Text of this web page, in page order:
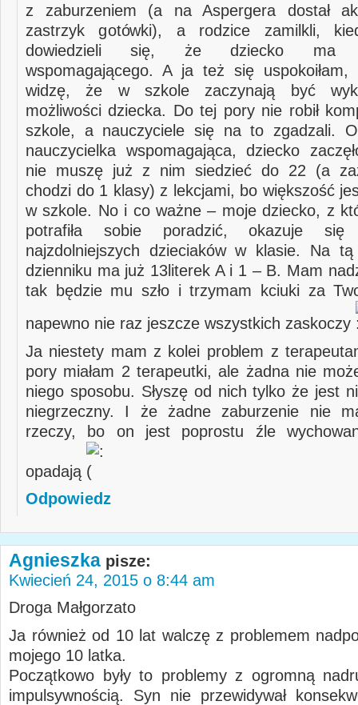
z zaburzeniem (a na Aspergera dostał
zastrzyk gotówki), a rodzice zamilkli,
dowiedzieli się, że dziecko ma
wspomagającego. A ja też się uspokoiłam,
widzę, że w szkole zaczynają być
możliwości dziecka. Do tej pory nie robił
szkole, a nauczyciele się na to zgadzali.
nauczycielka wspomagająca, dziecko
nie muszę już z nim siedzieć do 22 (a
chodzi do 1 klasy) z lekcjami, bo większość
w szkole. No i co ważne – moje dziecko, z
potrafiła sobie poradzić, okazuje
najzdolniejszych dzieciaków w klasie. Na
dzienniku ma już 13literek A i 1 – B. Mam
tak będzie mu szło i trzymam kciuki za
napewno nie raz jeszcze wszystkich zaskoczy
Ja niestety mam z kolei problem z
pory miałam 2 terapeutki, ale żadna nie
niego sposobu. Słyszę od nich tylko że jest
niegrzeczny. I że żadne zaburzenie nie
rzeczy, bo on jest poprostu źle
opadają
Odpowiedz
Agnieszka pisze:
Kwiecień 24, 2015 o 8:44 am
Droga Małgorzato
Ja również od 10 lat walczę z problemem
mojego 10 latka.
Początkowo były to problemy z ogromną
impulsywnością. Syn nie przewidywał